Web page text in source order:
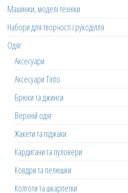
Машинки, моделі техніки
Набори для творчості і рукоділля
Одяг
Аксесуари
Аксесуари Tinto
Брюки та джинси
Верхній одяг
Жакети та піджаки
Кардигани та пуловери
Ковдри та пелюшки
Колготи та шкарпетки